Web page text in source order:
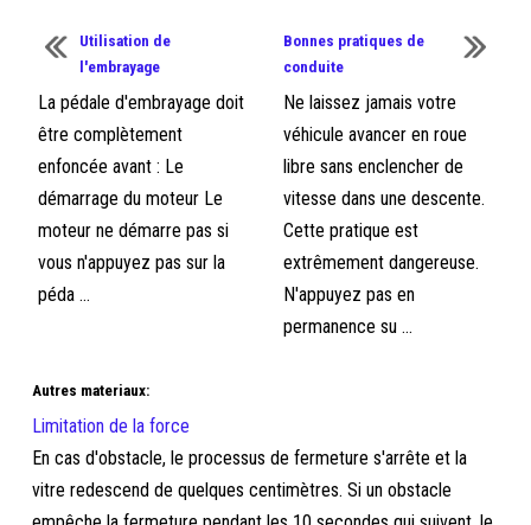
Utilisation de
l'embrayage
La pédale d'embrayage doit
être complètement
enfoncée avant : Le
démarrage du moteur Le
moteur ne démarre pas si
vous n'appuyez pas sur la
péda ...
Bonnes pratiques de
conduite
Ne laissez jamais votre
véhicule avancer en roue
libre sans enclencher de
vitesse dans une descente.
Cette pratique est
extrêmement dangereuse.
N'appuyez pas en
permanence su ...
Autres materiaux:
Limitation de la force
En cas d'obstacle, le processus de fermeture s'arrête et la
vitre redescend de quelques centimètres. Si un obstacle